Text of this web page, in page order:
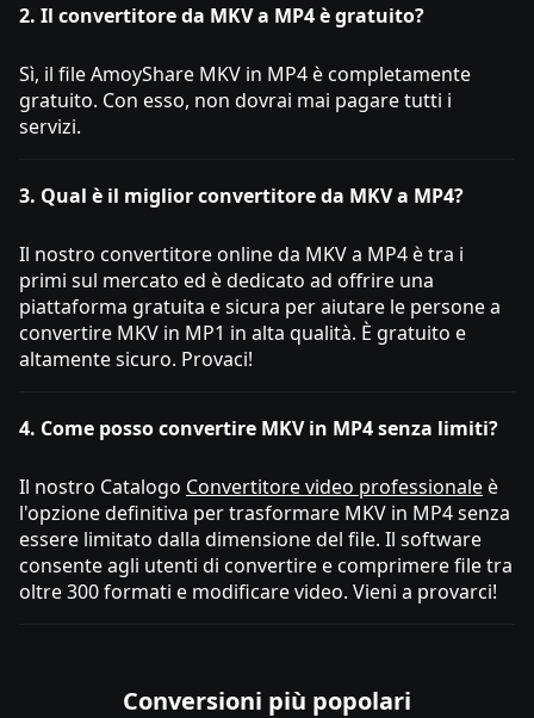
2. Il convertitore da MKV a MP4 è gratuito?
Sì, il file AmoyShare MKV in MP4 è completamente
gratuito. Con esso, non dovrai mai pagare tutti i
servizi.
3. Qual è il miglior convertitore da MKV a MP4?
Il nostro convertitore online da MKV a MP4 è tra i
primi sul mercato ed è dedicato ad offrire una
piattaforma gratuita e sicura per aiutare le persone a
convertire MKV in MP1 in alta qualità. È gratuito e
altamente sicuro. Provaci!
4. Come posso convertire MKV in MP4 senza limiti?
Il nostro Catalogo Convertitore video professionaleè
l'opzione definitiva per trasformare MKV in MP4 senza
essere limitato dalla dimensione del file. Il software
consente agli utenti di convertire e comprimere file tra
oltre 300 formati e modificare video. Vieni a provarci!
Conversioni più popolari